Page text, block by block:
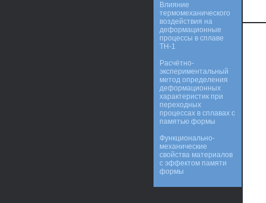
Влияние
термомеханического
воздействия на
деформационные
процессы в сплаве
ТН-1
Расчётно-
экспериментальный
метод определения
деформационных
характеристик при
переходных
процессах в сплавах с
памятью формы
Функционально-
механические
свойства материалов
с эффектом памяти
формы